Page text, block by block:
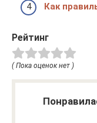
Как
Рейтинг
( Пока оценок нет )